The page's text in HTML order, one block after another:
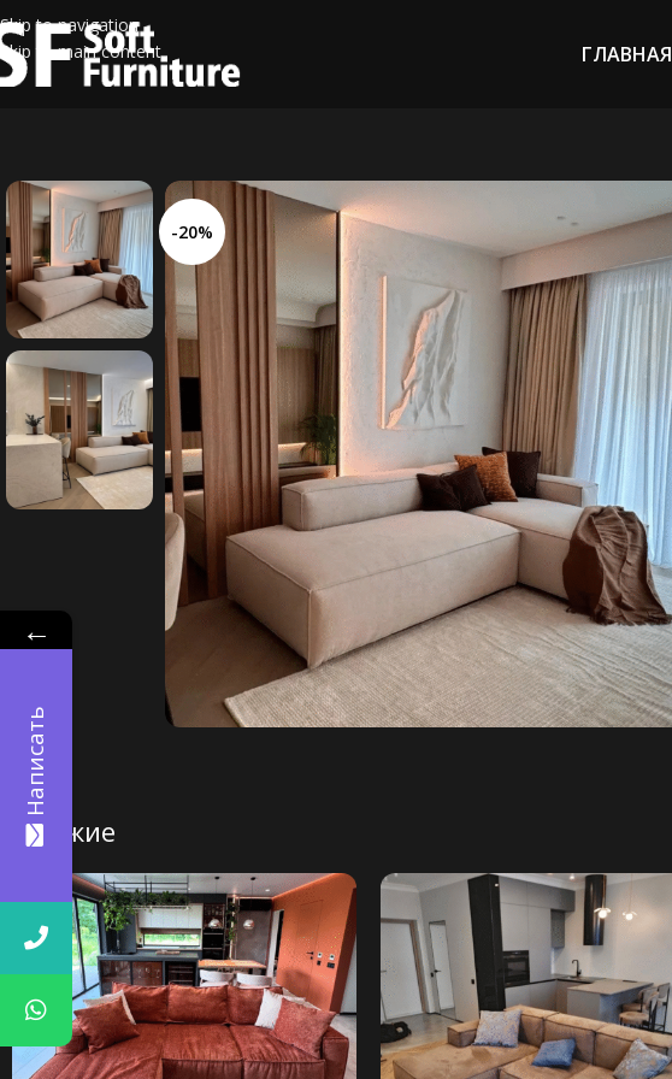
Skip to navigation
Skip to main content
ГЛАВНАЯ
-20%
Похожие
←
Написать